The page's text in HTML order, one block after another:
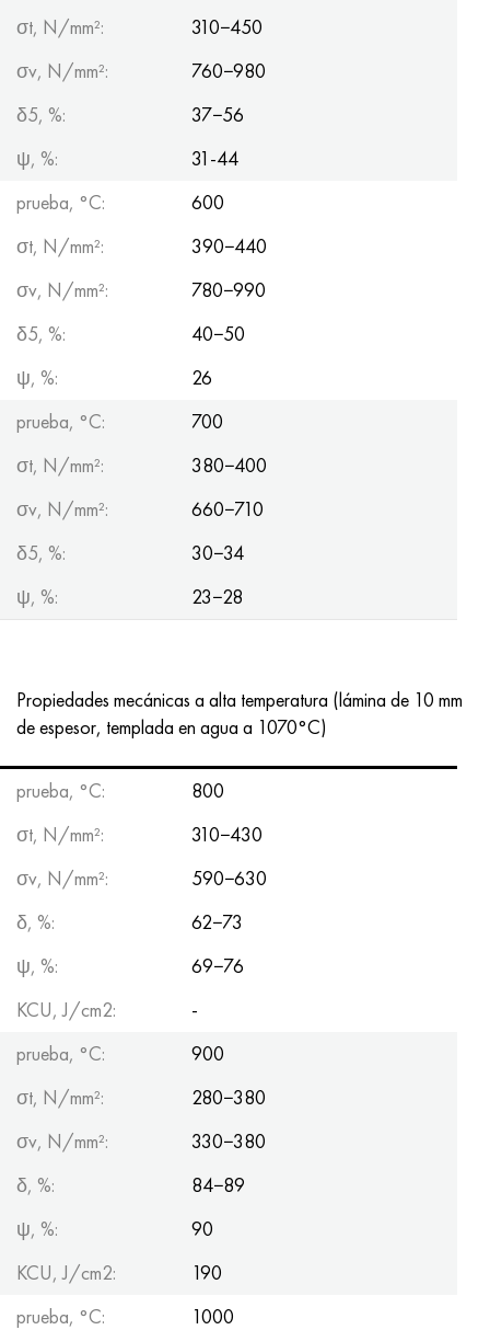
σt, N/mm²:
310−450
σv, N/mm²:
760−980
δ5, %:
37−56
ψ, %:
31-44
prueba, °C:
600
σt, N/mm²:
390−440
σv, N/mm²:
780−990
δ5, %:
40−50
ψ, %:
26
prueba, °C:
700
σt, N/mm²:
380−400
σv, N/mm²:
660−710
δ5, %:
30−34
ψ, %:
23−28
Propiedades mecánicas a alta temperatura (lámina de 10 mm
de espesor, templada en agua a 1070°C)
prueba, °С:
800
σt, N/mm²:
310−430
σv, N/mm²:
590−630
δ, %:
62−73
ψ, %:
69−76
KCU, J/cm2:
-
prueba, °С:
900
σt, N/mm²:
280−380
σv, N/mm²:
330−380
δ, %:
84−89
ψ, %:
90
KCU, J/cm2:
190
prueba, °С:
1000